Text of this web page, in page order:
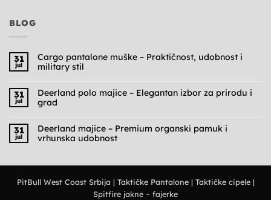
BLOG
31
jul
Cargo pantalone muške – Praktičnost, udobnost i
military stil
na
Cargo
pantalone
muške
Praktičnost,
udobnost
i
military
31
jul
Deerland polo majice – Elegantan izbor za prirodu i
grad
na
Deerland
polo
izbor
prirodu
i
31
jul
Deerland majice – Premium organski pamuk i
vrhunska udobnost
–
PitBull West Coast Srbija | Taktičke Pantalone| Taktičke cipele|
Spitfire jakne – fajerke